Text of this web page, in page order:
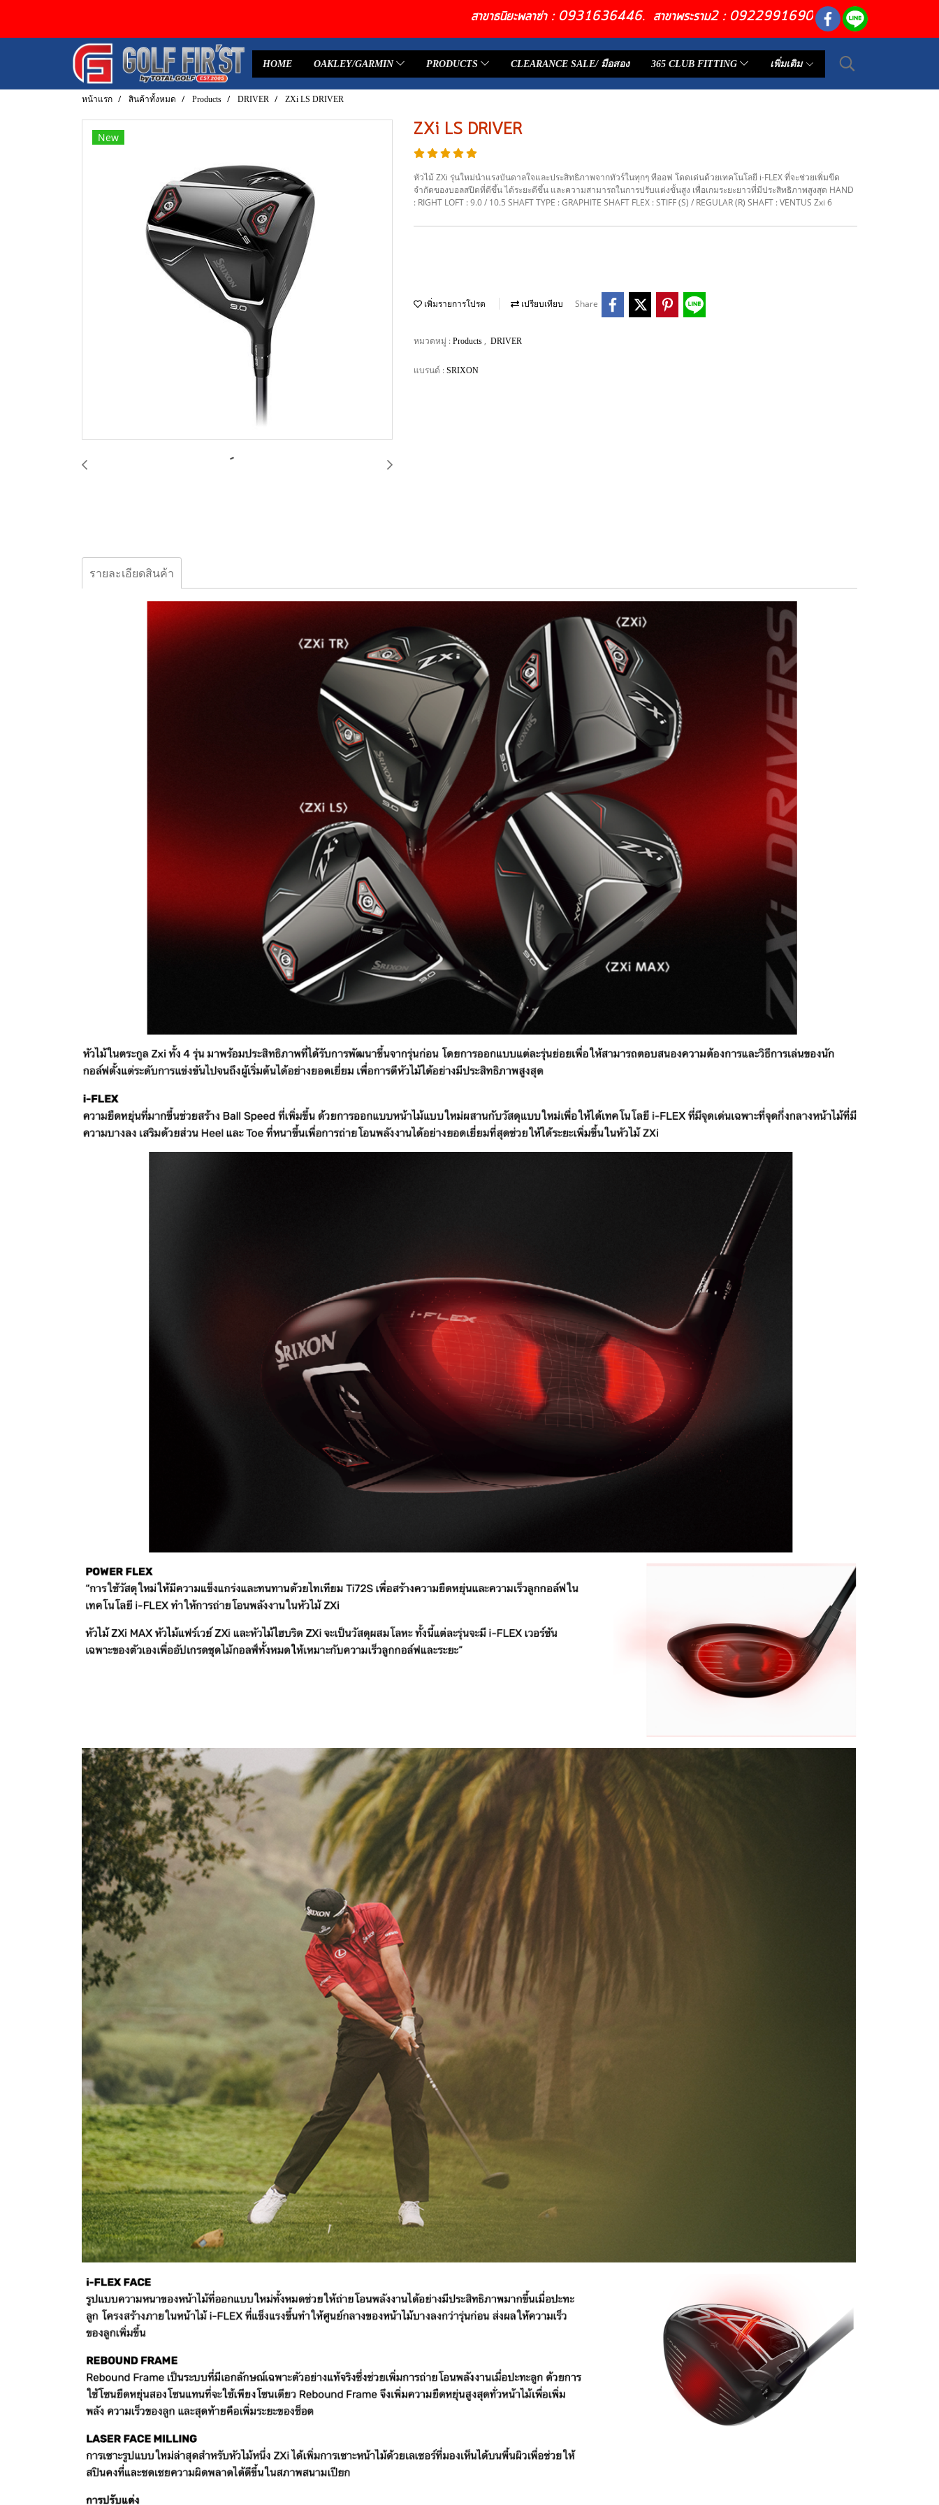
สาขาธนิยะพลาซ่า : 0931636446. สาขาพระราม2 : 0922991690
HOME OAKLEY/GARMIN PRODUCTS CLEARANCE SALE/ มือสอง 365 CLUB FITTING เพิ่มเติม
หน้าแรก สินค้าทั้งหมด Products DRIVER ZXi LS DRIVER
New ZXi LS DRIVER
หัวไม้ ZXi รุ่นใหม่นำแรงบันดาลใจและประสิทธิภาพจากทัวร์ในทุกๆ ทีออฟ โดดเด่นด้วยเทคโนโลยี i-FLEX ที่จะช่วยเพิ่มขีด
จำกัดของบอลสปีดที่ดีขึ้น ได้ระยะดีขึ้น และความสามารถในการปรับแต่งขั้นสูง เพื่อเกมระยะยาวที่มีประสิทธิภาพสูงสุด HAND
: RIGHT LOFT : 9.0 / 10.5 SHAFT TYPE : GRAPHITE SHAFT FLEX : STIFF (S) / REGULAR (R) SHAFT : VENTUS Zxi 6
เพิ่มรายการโปรด เปรียบเทียบ Share
หมวดหมู่ : Products , DRIVER
แบรนด์ : SRIXON
รายละเอียดสินค้า